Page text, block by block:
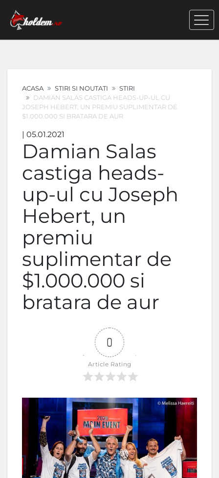
ACASA STIRI SI NOUTATI
STIRI
DAMIAN SALAS CASTIGA HEADS-UP-UL CU
JOSEPH HEBERT, UN PREMIU SUPLIMENTAR DE
$1.000.000 SI BRATARA DE AUR
| 05.01.2021
Damian Salas
castiga heads-
up-ul cu Joseph
Hebert, un
premiu
suplimentar de
$1.000.000 si
bratara de aur
0
Article Rating